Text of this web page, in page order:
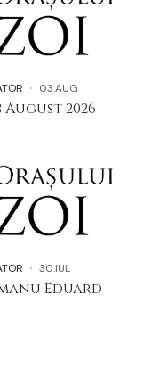
03.AUG
2026
30.IUL
Eduard